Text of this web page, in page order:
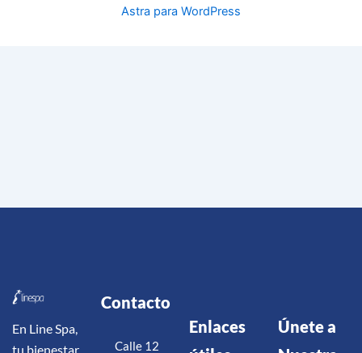
Astra para WordPress
En Line Spa,
tu bienestar
Contacto
Calle 12
Enlaces
Únete a